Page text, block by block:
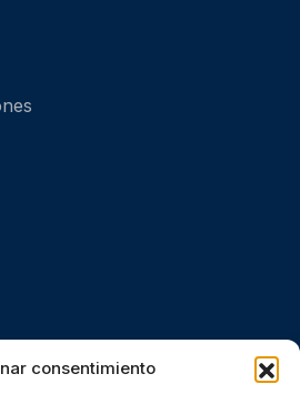
consentimiento